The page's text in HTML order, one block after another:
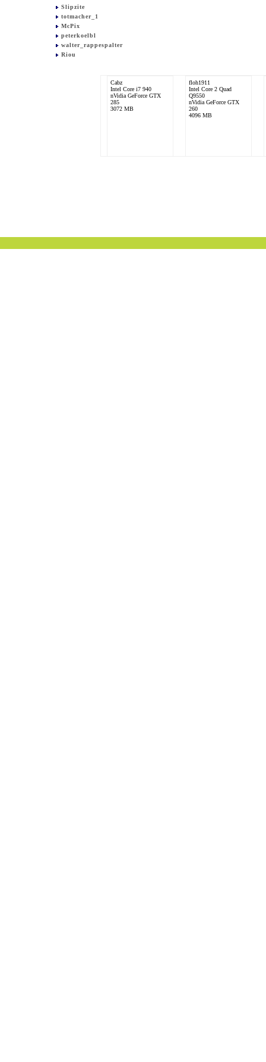
Slipzite
totmacher_1
McPix
peterkoelbl
walter_rappespalter
Riou
Cabz
Intel Core i7 940
nVidia GeForce GTX
285
3072 MB
floh1911
Intel Core 2 Quad
Q9550
nVidia GeForce GTX
260
4096 MB